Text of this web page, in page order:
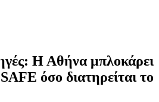
Η Αθήνα μπλοκάρει
όσο διατηρείται το